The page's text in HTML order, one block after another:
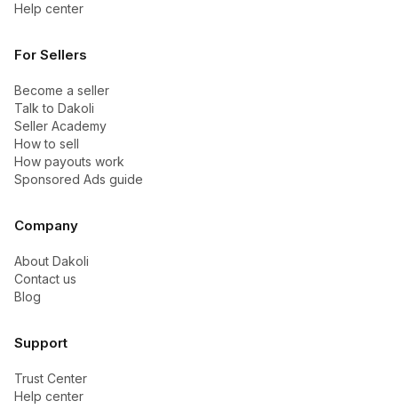
Help center
For Sellers
Become a seller
Talk to Dakoli
Seller Academy
How to sell
How payouts work
Sponsored Ads guide
Company
About Dakoli
Contact us
Blog
Support
Trust Center
Help center